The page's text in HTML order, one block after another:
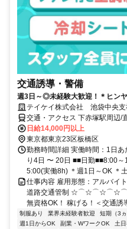
交通誘導・警備
週3日～◎未経験大歓迎！＊ヒン
テイケイ株式会社 池袋中央支
交通・アクセス 下赤塚駅周辺/
日給14,000円以上
東京都東京23区板橋区
勤務時間詳細 実働時間：1日
り4日 〜 20日 ■■日勤■■8:00
5:00(実働8h) ＊週1日～OK ＊
仕事内容 雇用形態：アルバイ
道路交通管制
無資格OK！ 稼げる！＜交通
制服あり 業界未経験者歓迎 短期（3ヵ
週1日からOK
副業・WワークOK 土